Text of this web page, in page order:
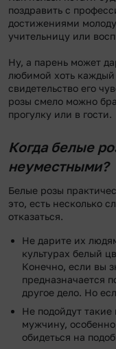
поздравить с
достижениями
учительницу или
Ну, а парень может
любимой хоть каждый
свидетельство его
розы смело можно
прогулку или в гости.
Когда белые
неуместными?
Белые розы
это, есть несколько
отказаться.
Не дарите их
культурах белый
Конечно, если вы
предназначается
другое дело. Но
Не подойдут такие
мужчину,
обидеться на